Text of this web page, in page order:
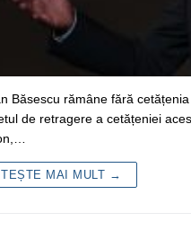
Băsescu rămâne fără
de retragere a cetățeniei
MAI MULT →